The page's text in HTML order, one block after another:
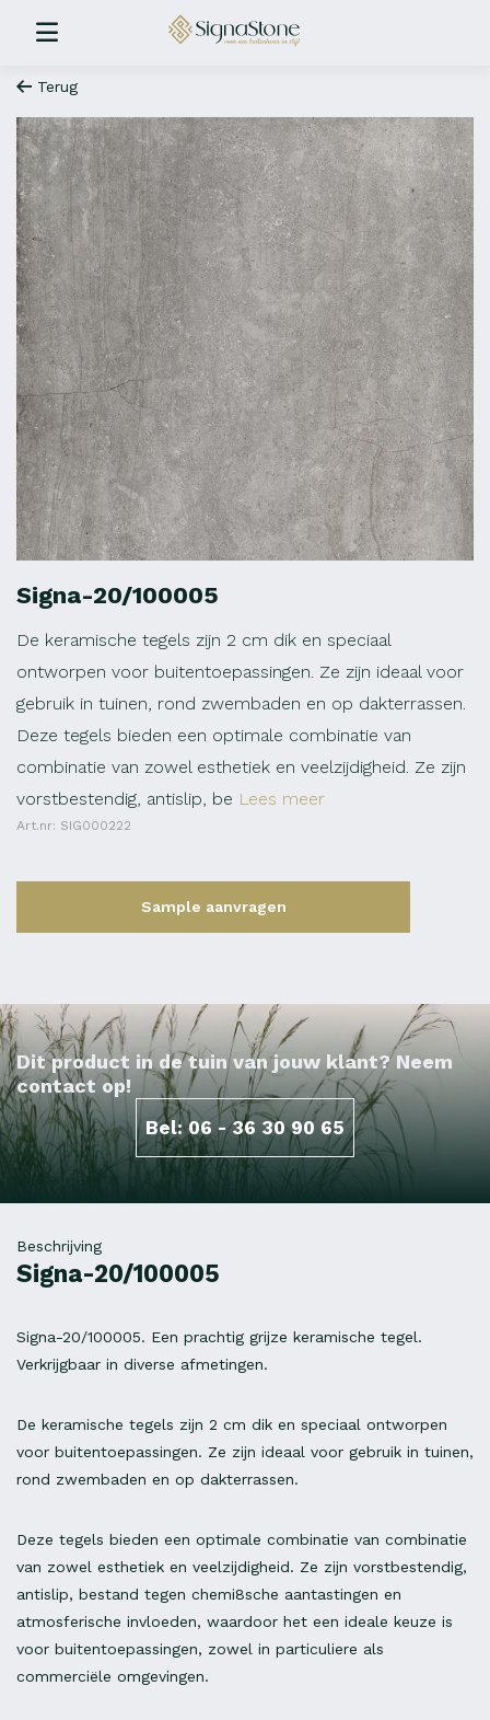
Terug
Signa-20/100005
De keramische tegels zijn 2 cm dik en speciaal
ontworpen voor buitentoepassingen. Ze zijn ideaal voor
gebruik in tuinen, rond zwembaden en op dakterrassen.
Deze tegels bieden een optimale combinatie van
combinatie van zowel esthetiek en veelzijdigheid. Ze zijn
vorstbestendig, antislip, be Lees meer
Art.nr: SIG000222
Sample aanvragen
Dit product in de tuin van jouw klant? Neem
contact op!
Bel: 06 - 36 30 90 65
Beschrijving
Signa-20/100005
Signa-20/100005. Een prachtig grijze keramische tegel.
Verkrijgbaar in diverse afmetingen.
De keramische tegels zijn 2 cm dik en speciaal ontworpen
voor buitentoepassingen. Ze zijn ideaal voor gebruik in tuinen,
rond zwembaden en op dakterrassen.
Deze tegels bieden een optimale combinatie van combinatie
van zowel esthetiek en veelzijdigheid. Ze zijn vorstbestendig,
antislip, bestand tegen chemi8sche aantastingen en
atmosferische invloeden, waardoor het een ideale keuze is
voor buitentoepassingen, zowel in particuliere als
commerciële omgevingen.